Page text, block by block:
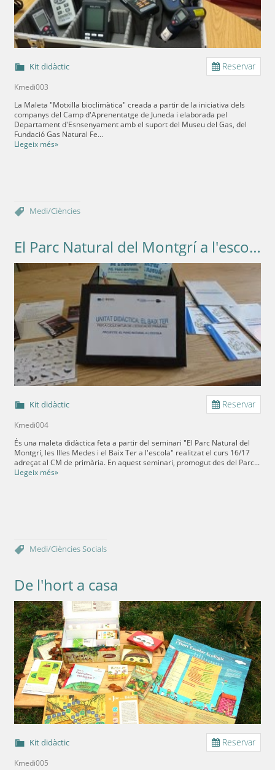
Reservar
Kit didàctic
Kmedi003
La Maleta "Motxilla bioclimàtica" creada a partir de la iniciativa dels
companys del Camp d'Aprenentatge de Juneda i elaborada pel
Departament d'Esnsenyament amb el suport del Museu del Gas, del
Fundació Gas Natural Fe...
Llegeix més»
Medi/Ciències
El Parc Natural del Montgrí a l'escola. El Baix Ter.
Reservar
Kit didàctic
Kmedi004
És una maleta didàctica feta a partir del seminari "El Parc Natural del
Montgrí, les IIles Medes i el Baix Ter a l'escola" realitzat el curs 16/17
adreçat al CM de primària. En aquest seminari, promogut des del Parc...
Llegeix més»
Medi/CiènciesSocials
De l'hort a casa
Reservar
Kit didàctic
Kmedi005